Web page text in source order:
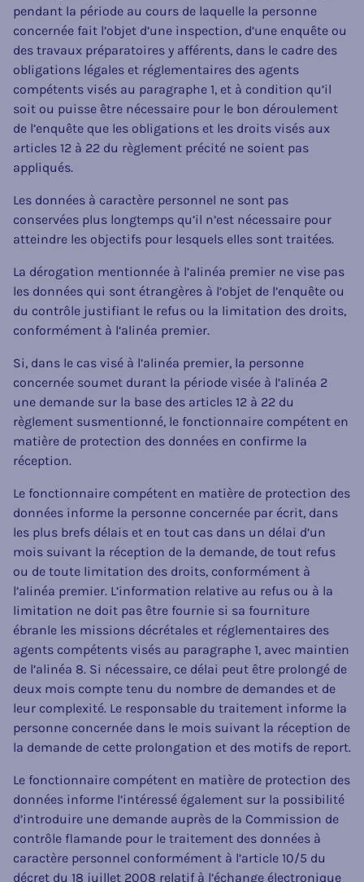
pendant la période au cours de laquelle la personne
concernée fait l’objet d’une inspection, d’une enquête ou
des travaux préparatoires y afférents, dans le cadre des
obligations légales et réglementaires des agents
compétents visés au paragraphe 1, et à condition qu’il
soit ou puisse être nécessaire pour le bon déroulement
de l’enquête que les obligations et les droits visés aux
articles 12 à 22 du règlement précité ne soient pas
appliqués.
Les données à caractère personnel ne sont pas
conservées plus longtemps qu’il n’est nécessaire pour
atteindre les objectifs pour lesquels elles sont traitées.
La dérogation mentionnée à l’alinéa premier ne vise pas
les données qui sont étrangères à l’objet de l’enquête ou
du contrôle justifiant le refus ou la limitation des droits,
conformément à l’alinéa premier.
Si, dans le cas visé à l’alinéa premier, la personne
concernée soumet durant la période visée à l’alinéa 2
une demande sur la base des articles 12 à 22 du
règlement susmentionné, le fonctionnaire compétent en
matière de protection des données en confirme la
réception.
Le fonctionnaire compétent en matière de protection des
données informe la personne concernée par écrit, dans
les plus brefs délais et en tout cas dans un délai d’un
mois suivant la réception de la demande, de tout refus
ou de toute limitation des droits, conformément à
l’alinéa premier. L’information relative au refus ou à la
limitation ne doit pas être fournie si sa fourniture
ébranle les missions décrétales et réglementaires des
agents compétents visés au paragraphe 1, avec maintien
de l’alinéa 8. Si nécessaire, ce délai peut être prolongé de
deux mois compte tenu du nombre de demandes et de
leur complexité. Le responsable du traitement informe la
personne concernée dans le mois suivant la réception de
la demande de cette prolongation et des motifs de report.
Le fonctionnaire compétent en matière de protection des
données informe l’intéressé également sur la possibilité
d’introduire une demande auprès de la Commission de
contrôle flamande pour le traitement des données à
caractère personnel conformément à l’article 10/5 du
décret du 18 juillet 2008 relatif à l’échange électronique